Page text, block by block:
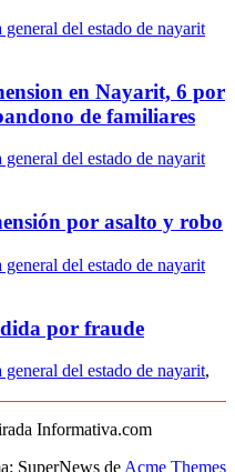
general del estado de nayarit
en Nayarit, 6 por
de familiares
general del estado de nayarit
por asalto y robo
general del estado de nayarit
por fraude
general del estado de nayarit,
Informativa.com
SuperNews de Acme Themes